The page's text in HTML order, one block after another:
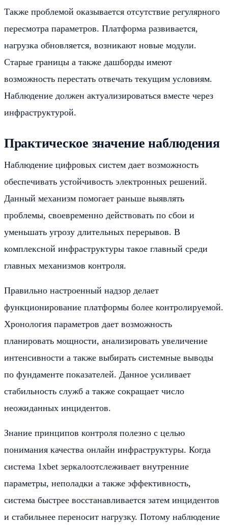
Также проблемой оказывается отсутствие регулярного
пересмотра параметров. Платформа развивается,
нагрузка обновляется, возникают новые модули.
Старые границы а также дашборды имеют
возможность перестать отвечать текущим условиям.
Наблюдение должен актуализироваться вместе через
инфраструктурой.
Практическое значение наблюдения
Наблюдение цифровых систем дает возможность
обеспечивать устойчивость электронных решений.
Данный механизм помогает раньше выявлять
проблемы, своевременно действовать по сбои и
уменьшать угрозу длительных перерывов. В
комплексной инфраструктуры такое главный среди
главных механизмов контроля.
Правильно настроенный надзор делает
функционирование платформы более контролируемой.
Хронология параметров дает возможность
планировать мощности, анализировать увеличение
интенсивности а также выбирать системные выводы
по фундаменте показателей. Данное усиливает
стабильность служб а также сокращает число
неожиданных инцидентов.
Знание принципов контроля полезно с целью
понимания качества онлайн инфраструктуры. Когда
система 1xbet зеркалоотслеживает внутренние
параметры, неполадки а также эффективность,
система быстрее восстанавливается затем инцидентов
и стабильнее переносит нагрузку. Потому наблюдение